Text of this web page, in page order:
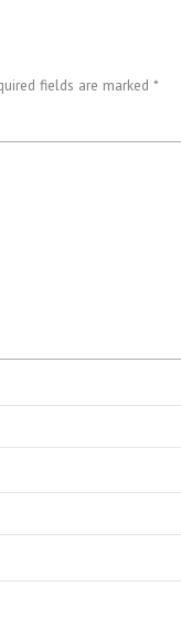
fields are marked *